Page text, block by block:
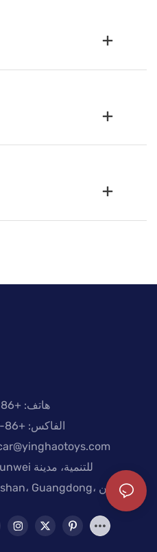
هاتف: +86-757-85337178
الفاكس: +86-757-85398583
Nanzhuang، Foshan، Guangdong، الصين